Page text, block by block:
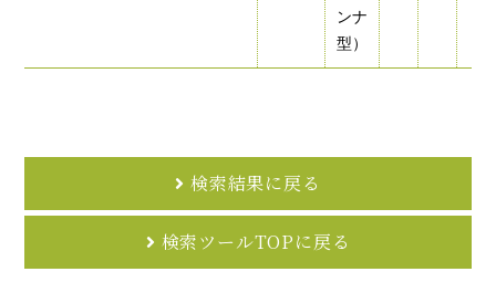
ンナ
型）
検索結果に戻る
検索ツールTOPに戻る